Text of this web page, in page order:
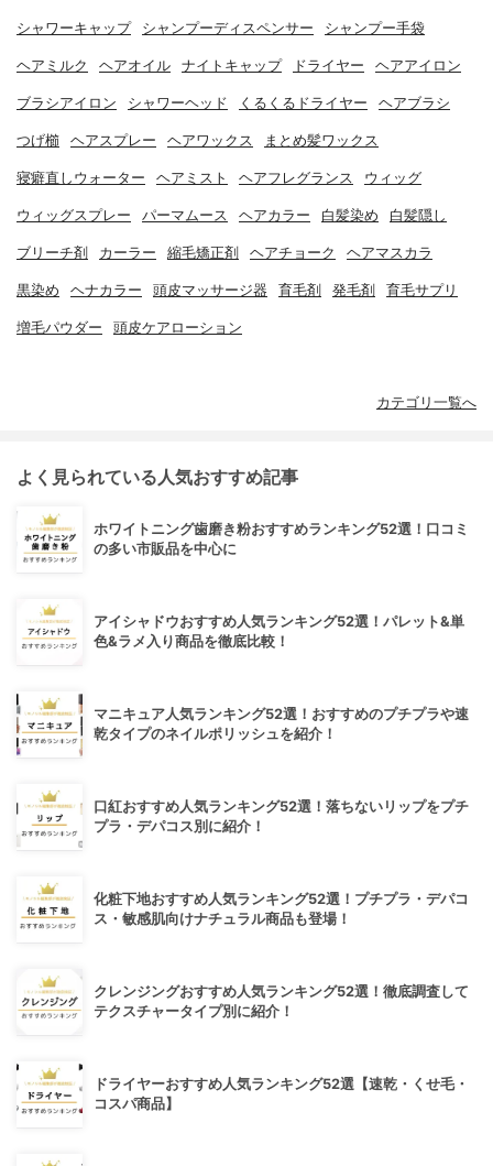
シャワーキャップ シャンプーディスペンサー シャンプー手袋
ヘアミルク ヘアオイル ナイトキャップ ドライヤー ヘアアイロン
ブラシアイロン シャワーヘッド くるくるドライヤー ヘアブラシ
つげ櫛 ヘアスプレー ヘアワックス まとめ髪ワックス
寝癖直しウォーター ヘアミスト ヘアフレグランス ウィッグ
ウィッグスプレー パーマムース ヘアカラー 白髪染め 白髪隠し
ブリーチ剤 カーラー 縮毛矯正剤 ヘアチョーク ヘアマスカラ
黒染め ヘナカラー 頭皮マッサージ器 育毛剤 発毛剤 育毛サプリ
増毛パウダー 頭皮ケアローション
カテゴリ一覧へ
よく見られている人気おすすめ記事
ホワイトニング歯磨き粉おすすめランキング52選！口コミ
の多い市販品を中心に
アイシャドウおすすめ人気ランキング52選！パレット&単
色&ラメ入り商品を徹底比較！
マニキュア人気ランキング52選！おすすめのプチプラや速
乾タイプのネイルポリッシュを紹介！
口紅おすすめ人気ランキング52選！落ちないリップをプチ
プラ・デパコス別に紹介！
化粧下地おすすめ人気ランキング52選！プチプラ・デパコ
ス・敏感肌向けナチュラル商品も登場！
クレンジングおすすめ人気ランキング52選！徹底調査して
テクスチャータイプ別に紹介！
ドライヤーおすすめ人気ランキング52選【速乾・くせ毛・
コスパ商品】